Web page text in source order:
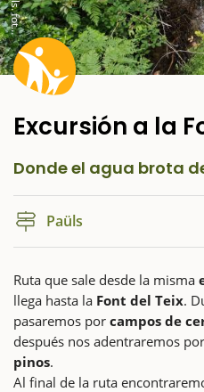
Excursión a la
o
a
Donde el agua brota
Paüls
Ruta que sale desde la misma
llega hasta la Font del Teix.
pasaremos por campos de
después nos adentraremos
pinos.
Al final de la ruta